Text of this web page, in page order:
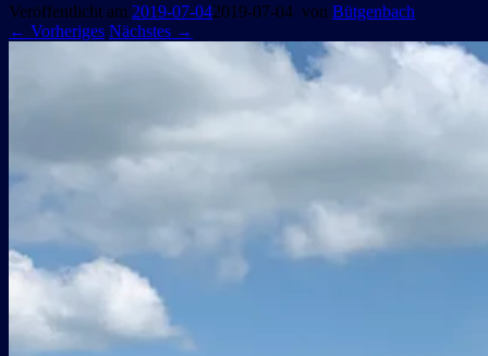
Veröffentlicht am 2019-07-042019-07-04 von Bütgenbach
← Vorheriges Nächstes →